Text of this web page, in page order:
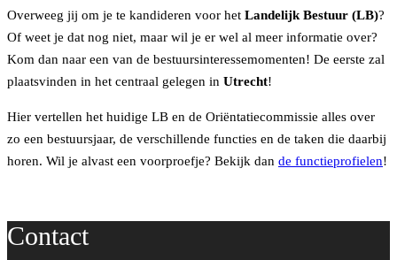
a
c
e
o
k
i
r
Overweeg jij om je te kandideren voor het Landelijk Bestuur (LB)?
Of weet je dat nog niet, maar wil je er wel al meer informatie over?
Kom dan naar een van de bestuursinteressemomenten! De eerste zal
plaatsvinden in het centraal gelegen in Utrecht!
Hier vertellen het huidige LB en de Oriëntatiecommissie alles over
zo een bestuursjaar, de verschillende functies en de taken die daarbij
horen. Wil je alvast een voorproefje? Bekijk dan de functieprofielen!
Contact